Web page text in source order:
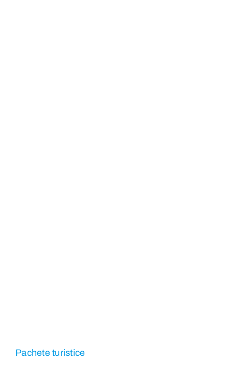
Pachete turistice